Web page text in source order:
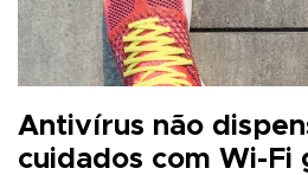
Antivírus não
cuidados com Wi-Fi